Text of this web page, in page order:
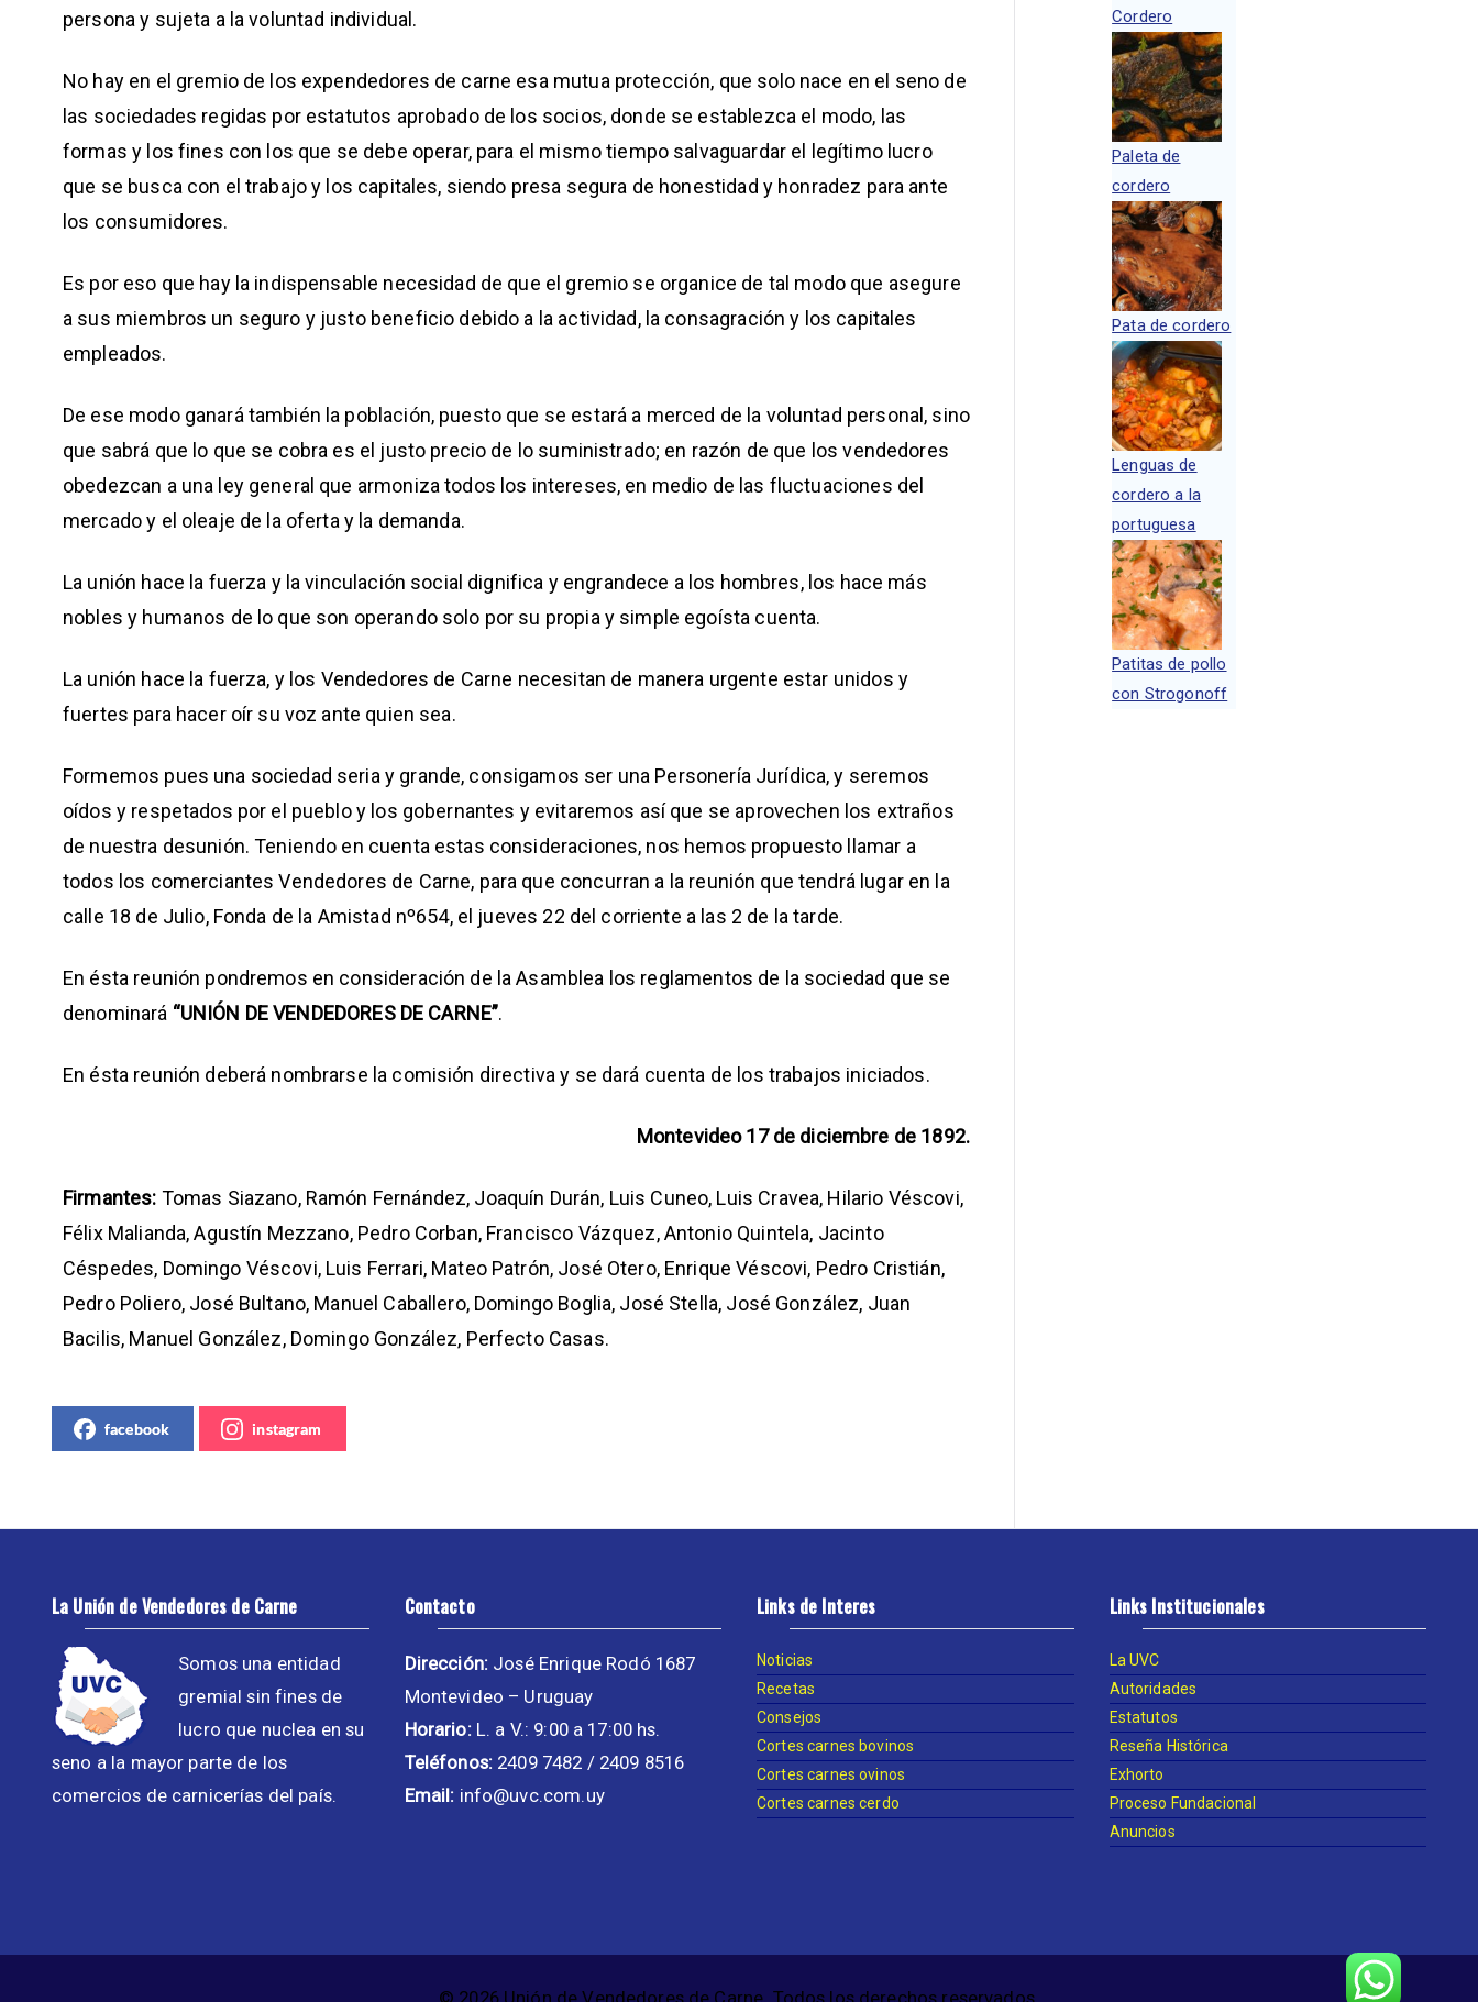
persona y sujeta a la voluntad individual.
No hay en el gremio de los expendedores de carne esa mutua protección, que solo nace en el seno de
las sociedades regidas por estatutos aprobado de los socios, donde se establezca el modo, las
formas y los fines con los que se debe operar, para el mismo tiempo salvaguardar el legítimo lucro
que se busca con el trabajo y los capitales, siendo presa segura de honestidad y honradez para ante
los consumidores.
Es por eso que hay la indispensable necesidad de que el gremio se organice de tal modo que asegure
a sus miembros un seguro y justo beneficio debido a la actividad, la consagración y los capitales
empleados.
De ese modo ganará también la población, puesto que se estará a merced de la voluntad personal, sino
que sabrá que lo que se cobra es el justo precio de lo suministrado; en razón de que los vendedores
obedezcan a una ley general que armoniza todos los intereses, en medio de las fluctuaciones del
mercado y el oleaje de la oferta y la demanda.
La unión hace la fuerza y la vinculación social dignifica y engrandece a los hombres, los hace más
nobles y humanos de lo que son operando solo por su propia y simple egoísta cuenta.
La unión hace la fuerza, y los Vendedores de Carne necesitan de manera urgente estar unidos y
fuertes para hacer oír su voz ante quien sea.
Formemos pues una sociedad seria y grande, consigamos ser una Personería Jurídica, y seremos
oídos y respetados por el pueblo y los gobernantes y evitaremos así que se aprovechen los extraños
de nuestra desunión. Teniendo en cuenta estas consideraciones, nos hemos propuesto llamar a
todos los comerciantes Vendedores de Carne, para que concurran a la reunión que tendrá lugar en la
calle 18 de Julio, Fonda de la Amistad nº654, el jueves 22 del corriente a las 2 de la tarde.
En ésta reunión pondremos en consideración de la Asamblea los reglamentos de la sociedad que se
denominará “UNIÓN DE VENDEDORES DE CARNE”.
En ésta reunión deberá nombrarse la comisión directiva y se dará cuenta de los trabajos iniciados.
Montevideo 17 de diciembre de 1892.
Firmantes: Tomas Siazano, Ramón Fernández, Joaquín Durán, Luis Cuneo, Luis Cravea, Hilario Véscovi,
Félix Malianda, Agustín Mezzano, Pedro Corban, Francisco Vázquez, Antonio Quintela, Jacinto
Céspedes, Domingo Véscovi, Luis Ferrari, Mateo Patrón, José Otero, Enrique Véscovi, Pedro Cristián,
Pedro Poliero, José Bultano, Manuel Caballero, Domingo Boglia, José Stella, José González, Juan
Bacilis, Manuel González, Domingo González, Perfecto Casas.
facebook instagram
Cordero
Paleta de
cordero
Pata de cordero
Lenguas de
cordero a la
portuguesa
Patitas de pollo
con Strogonoff
La Unión de Vendedores de Carne
Somos una entidad
gremial sin fines de
lucro que nuclea en su
seno a la mayor parte de los
comercios de carnicerías del país.
Contacto
Dirección: José Enrique Rodó 1687
Montevideo – Uruguay
Horario:L. a V.: 9:00 a 17:00 hs.
Teléfonos: 2409 7482 / 2409 8516
Email: info@uvc.com.uy
Links de Interes
Noticias
Recetas
Consejos
Cortes carnes bovinos
Cortes carnes ovinos
Cortes carnes cerdo
Links Institucionales
La UVC
Autoridades
Estatutos
Reseña Histórica
Exhorto
Proceso Fundacional
Anuncios
© 2026 Unión de Vendedores de Carne. Todos los derechos reservados.